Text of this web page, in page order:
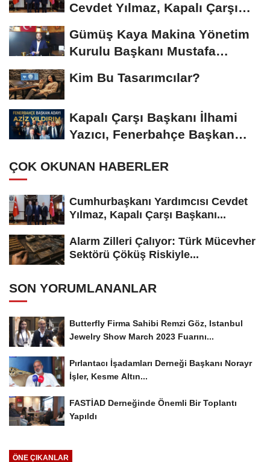
Cevdet Yılmaz, Kapalı Çarşı
Gümüş Kaya Makina Yönetim
Kurulu Başkanı Mustafa
Kim Bu Tasarımcılar?
Kapalı Çarşı Başkanı İlhami
Yazıcı, Fenerbahçe Başkan
ÇOK OKUNAN HABERLER
Cumhurbaşkanı Yardımcısı Cevdet
Yılmaz, Kapalı Çarşı Başkanı...
Alarm Zilleri Çalıyor: Türk Mücevher
Sektörü Çöküş Riskiyle...
SON YORUMLANANLAR
Butterfly Firma Sahibi Remzi Göz, Istanbul
Jewelry Show March 2023 Fuarını...
Pırlantacı İşadamları Derneği Başkanı Norayr
İşler, Kesme Altın...
FASTİAD Derneğinde Önemli Bir Toplantı
Yapıldı
ÖNE ÇIKANLAR